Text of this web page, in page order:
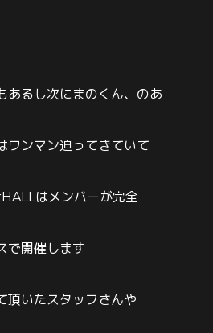
あるし次にまのくん、のあ
ワンマン迫ってきていて
はメンバーが完全
で開催します
頂いたスタッフさんや